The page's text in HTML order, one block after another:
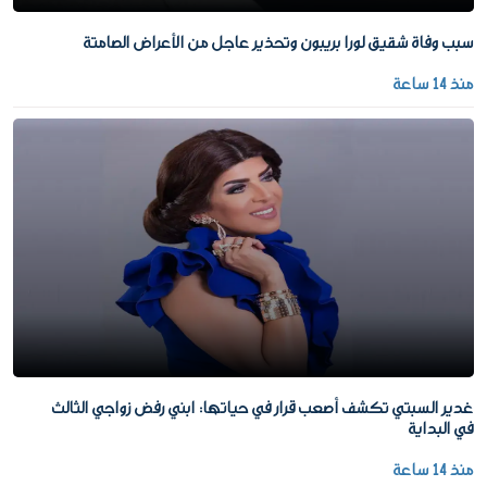
سبب وفاة شقيق لورا بريبون وتحذير عاجل من الأعراض الصامتة
منذ 14 ساعة
غدير السبتي تكشف أصعب قرار في حياتها: ابني رفض زواجي الثالث
في البداية
منذ 14 ساعة